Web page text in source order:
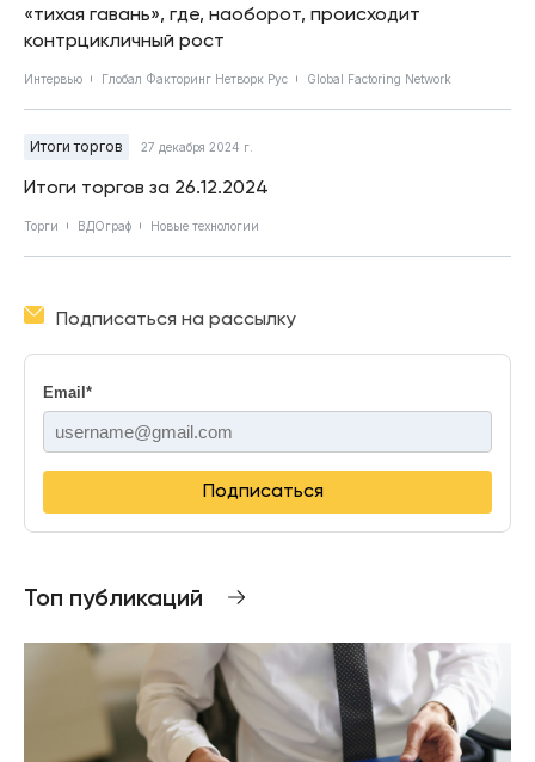
«тихая гавань», где, наоборот, происходит
контрцикличный рост
Интервью Глобал Факторинг Нетворк Рус Global Factoring Network
Итоги торгов 27 декабря 2024 г.
Итоги торгов за 26.12.2024
Торги ВДОграф Новые технологии
Подписаться на рассылку
Email *
Подписаться
Топ публикаций